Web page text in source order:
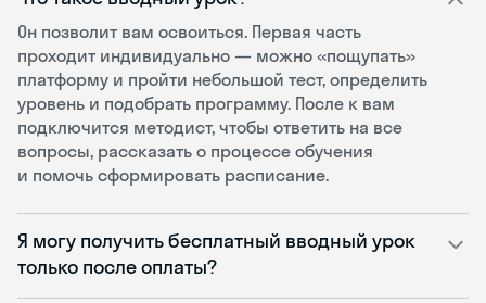
Он позволит вам освоиться. Первая часть
проходит индивидуально — можно «пощупать»
платформу и пройти небольшой тест, определить
уровень и подобрать программу. После к вам
подключится методист, чтобы ответить на все
вопросы, рассказать о процессе обучения
и помочь сформировать расписание.
Я могу получить бесплатный вводный урок
только после оплаты?